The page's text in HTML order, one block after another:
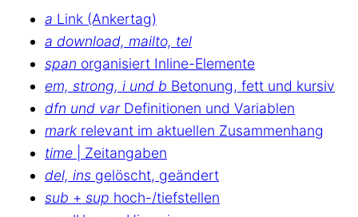
a Link (Ankertag)
a download, mailto, tel
span organisiert Inline-Elemente
em, strong, i und b Betonung, fett und kursiv
dfn und varDefinitionen und Variablen
mark relevant im aktuellen Zusammenhang
time | Zeitangaben
del, ins gelöscht, geändert
sub + sup hoch-/tiefstellen